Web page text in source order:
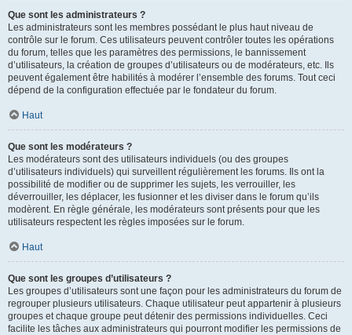
Que sont les administrateurs ?
Les administrateurs sont les membres possédant le plus haut niveau de
contrôle sur le forum. Ces utilisateurs peuvent contrôler toutes les opérations
du forum, telles que les paramètres des permissions, le bannissement
d’utilisateurs, la création de groupes d’utilisateurs ou de modérateurs, etc. Ils
peuvent également être habilités à modérer l’ensemble des forums. Tout ceci
dépend de la configuration effectuée par le fondateur du forum.
Haut
Que sont les modérateurs ?
Les modérateurs sont des utilisateurs individuels (ou des groupes
d’utilisateurs individuels) qui surveillent régulièrement les forums. Ils ont la
possibilité de modifier ou de supprimer les sujets, les verrouiller, les
déverrouiller, les déplacer, les fusionner et les diviser dans le forum qu’ils
modèrent. En règle générale, les modérateurs sont présents pour que les
utilisateurs respectent les règles imposées sur le forum.
Haut
Que sont les groupes d’utilisateurs ?
Les groupes d’utilisateurs sont une façon pour les administrateurs du forum de
regrouper plusieurs utilisateurs. Chaque utilisateur peut appartenir à plusieurs
groupes et chaque groupe peut détenir des permissions individuelles. Ceci
facilite les tâches aux administrateurs qui pourront modifier les permissions de